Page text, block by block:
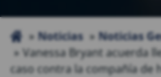
Noticias
Noticias
Vanessa Bryant acuerda
caso contra la compañía de